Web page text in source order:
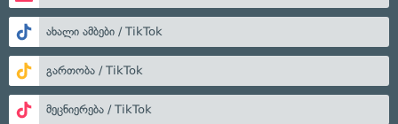
ახალი ამბები / TikTok
გართობა / TikTok
მეცნიერება / TikTok